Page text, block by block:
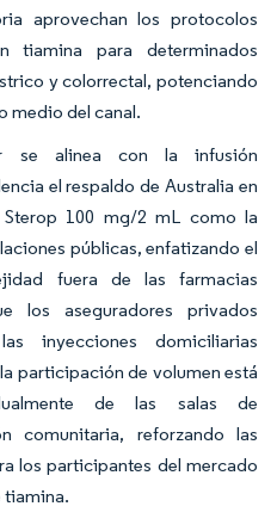
aprovechan los protocolos
tiamina para determinados
y colorrectal, potenciando
medio del canal.
se alinea con la infusión
el respaldo de Australia en
100 mg/2 mL como la
públicas, enfatizando el
fuera de las farmacias
los aseguradores privados
inyecciones domiciliarias
participación de volumen está
de las salas de
comunitaria, reforzando las
los participantes del mercado
tiamina.